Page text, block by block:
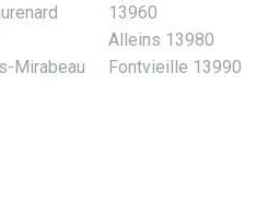
Mirabeau
13960
Alleins 13980
Fontvieille 13990